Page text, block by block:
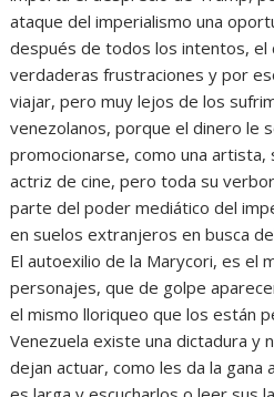
ataque del imperialismo una
después de todos los intentos, el
verdaderas frustraciones y por
viajar, pero muy lejos de los
venezolanos, porque el dinero le
promocionarse, como una artista,
actriz de cine, pero toda su
parte del poder mediático del
en suelos extranjeros en busca
El autoexilio de la Marycori, es el
personajes, que de golpe
el mismo lloriqueo que los están
Venezuela existe una dictadura y
dejan actuar, como les da la gana